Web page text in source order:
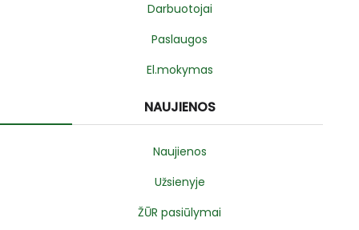
Darbuotojai
Paslaugos
El.mokymas
NAUJIENOS
Naujienos
Užsienyje
ŽŪR pasiūlymai